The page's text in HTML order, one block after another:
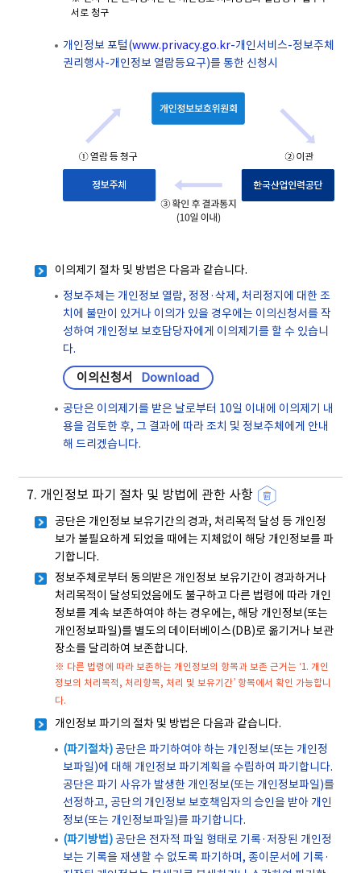
서로 청구
개인정보 포털(www.privacy.go.kr-개인서비스-정보주체
권리행사-개인정보 열람등요구)를 통한 신청시
이의제기 절차 및 방법은 다음과 같습니다.
정보주체는 개인정보 열람, 정정·삭제, 처리정지에 대한 조
치에 불만이 있거나 이의가 있을 경우에는 이의신청서를 작
성하여 개인정보 보호담당자에게 이의제기를 할 수 있습니
다.
이의신청서 Download
공단은 이의제기를 받은 날로부터 10일 이내에 이의제기 내
용을 검토한 후, 그 결과에 따라 조치 및 정보주체에게 안내
해 드리겠습니다.
7. 개인정보 파기 절차 및 방법에 관한 사항
공단은 개인정보 보유기간의 경과, 처리목적 달성 등 개인정
보가 불필요하게 되었을 때에는 지체없이 해당 개인정보를 파
기합니다.
정보주체로부터 동의받은 개인정보 보유기간이 경과하거나
처리목적이 달성되었음에도 불구하고 다른 법령에 따라 개인
정보를 계속 보존하여야 하는 경우에는, 해당 개인정보(또는
개인정보파일)를 별도의 데이터베이스(DB)로 옮기거나 보관
장소를 달리하여 보존합니다.
※ 다른 법령에 따라 보존하는 개인정보의 항목과 보존 근거는 ‘1. 개인
정보의 처리목적, 처리항목, 처리 및 보유기간’ 항목에서 확인 가능합니
다.
개인정보 파기의 절차 및 방법은 다음과 같습니다.
(파기절차)공단은 파기하여야 하는 개인정보(또는 개인정
보파일)에 대해 개인정보 파기계획을 수립하여 파기합니다.
공단은 파기 사유가 발생한 개인정보(또는 개인정보파일)를
선정하고, 공단의 개인정보 보호책임자의 승인을 받아 개인
정보(또는 개인정보파일)를 파기합니다.
(파기방법)공단은 전자적 파일 형태로 기록·저장된 개인정
보는 기록을 재생할 수 없도록 파기하며, 종이문서에 기록·